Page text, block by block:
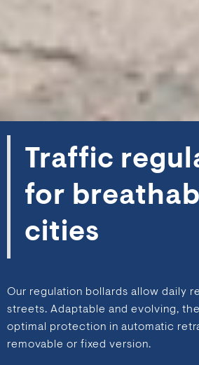
Traffic
for
cities
Our regulation bollards allow daily
streets. Adaptable and evolving,
optimal protection in automatic
removable or fixed version.